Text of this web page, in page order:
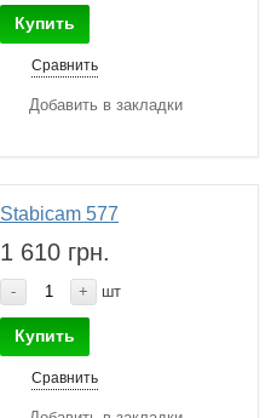
Купить
Сравнить
Добавить в закладки
Stabicam 577
1 610 грн.
- + шт
Купить
Сравнить